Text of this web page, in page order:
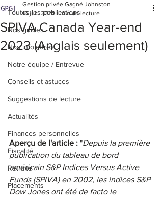
Toutes les publications
Nos guides
Nos infolettres
Notre équipe / Entrevue
Conseils et astuces
Suggestions de lecture
Actualités
Finances personnelles
Fiscalité
Retraite
Placements
SPIVA Canada Year-end
2023 (Anglais seulement)
Gestion privée Gagné Johnston
16 juil. 2024 1 min de lecture
Aperçu de l'article : "Depuis la première
publication du tableau de bord
américain S&P Indices Versus Active
Funds (SPIVA) en 2002, les indices S&P
Dow Jones ont été de facto le